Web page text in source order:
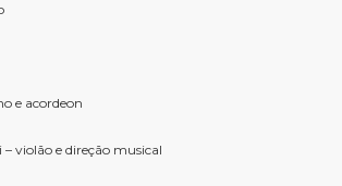
e acordeon
– violão e direção musical